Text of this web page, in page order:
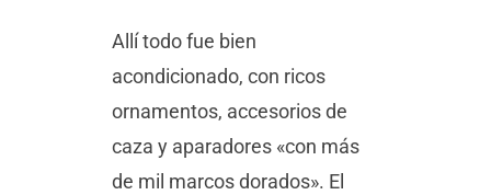
Allí todo fue bien
acondicionado, con ricos
ornamentos, accesorios de
caza y aparadores «con más
de mil marcos dorados». El